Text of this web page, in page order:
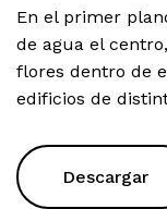
En el primer
de agua el
flores dentro de
edificios de
Descargar